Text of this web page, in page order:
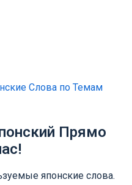
Слова по Темам
Прямо
японские слова.